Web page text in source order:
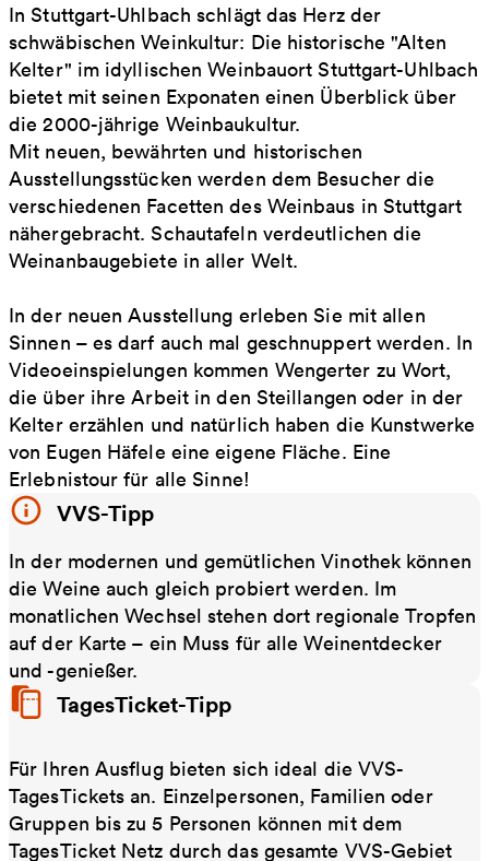
In Stuttgart-Uhlbach schlägt das Herz der
schwäbischen Weinkultur: Die historische "Alten
Kelter" im idyllischen Weinbauort Stuttgart-Uhlbach
bietet mit seinen Exponaten einen Überblick über
die 2000-jährige Weinbaukultur.
Mit neuen, bewährten und historischen
Ausstellungsstücken werden dem Besucher die
verschiedenen Facetten des Weinbaus in Stuttgart
nähergebracht. Schautafeln verdeutlichen die
Weinanbaugebiete in aller Welt.
In der neuen Ausstellung erleben Sie mit allen
Sinnen – es darf auch mal geschnuppert werden. In
Videoeinspielungen kommen Wengerter zu Wort,
die über ihre Arbeit in den Steillangen oder in der
Kelter erzählen und natürlich haben die Kunstwerke
von Eugen Häfele eine eigene Fläche. Eine
Erlebnistour für alle Sinne!
VVS-Tipp
In der modernen und gemütlichen Vinothek können
die Weine auch gleich probiert werden. Im
monatlichen Wechsel stehen dort regionale Tropfen
auf der Karte – ein Muss für alle Weinentdecker
und -genießer.
TagesTicket-Tipp
Für Ihren Ausflug bieten sich ideal die VVS-
TagesTickets an. Einzelpersonen, Familien oder
Gruppen bis zu 5 Personen können mit dem
TagesTicket Netz durch das gesamte VVS-Gebiet